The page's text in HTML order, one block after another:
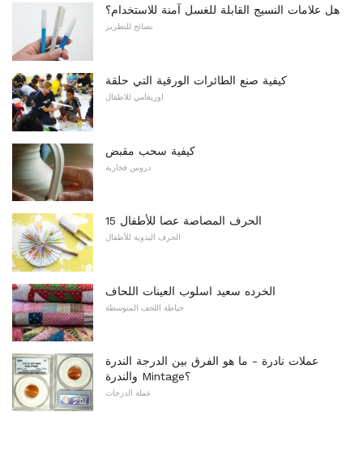
هل علامات النسيج القابلة للغسل آمنة للاستخدام؟
نصائح للتطريز
كيفية صنع الطائرات الورقية التي حلقة
اوريغامي للاطفال
كيفية سحب مقبض
دروس فخارية
15 الحرف المصاصة عصا للأطفال
الحرف اليدوية للأطفال
الخرده سعيد اسلوب العينات اللحاف
خياطة اللحف المتوسطة
عملات نادرة - ما هو الفرق بين الدرجة الندرة
والندرة Mintage؟
عملة الدرجات